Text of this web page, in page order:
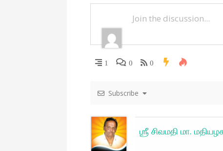
1 0 0
Subscribe
ஶ்ரீ சிவமதி மா.